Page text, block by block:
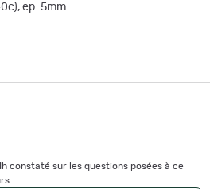
ep. 5mm.
constaté sur les questions posées à ce